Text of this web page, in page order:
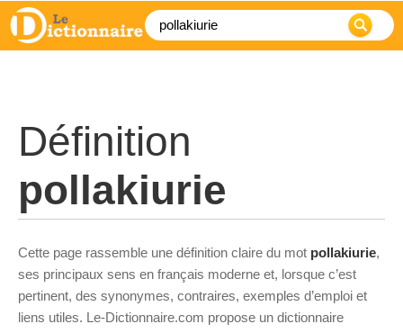
Définition
pollakiurie
Cette page rassemble une définition claire du mot pollakiurie,
ses principaux sens en français moderne et, lorsque c’est
pertinent, des synonymes, contraires, exemples d’emploi et
liens utiles. Le-Dictionnaire.com propose un dictionnaire